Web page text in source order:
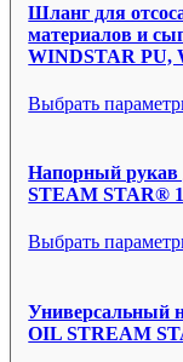
Шланг для
материалов и
WINDSTAR PU,
Выбрать
Напорный рукав
STEAM STAR®
Выбрать
Универсальный
OIL STREAM